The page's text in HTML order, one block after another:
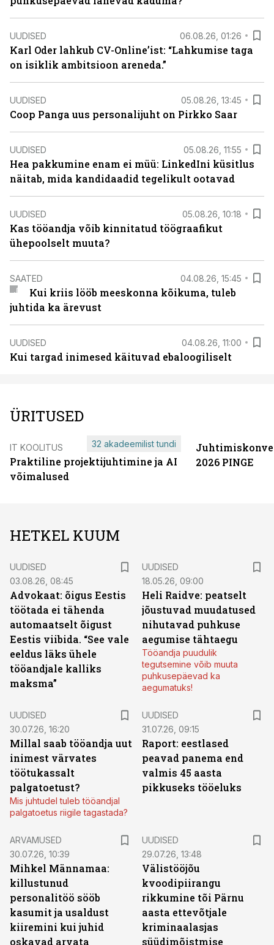
UUDISED 06.08.26, 01:26
Karl Oder lahkub CV-Online’ist: “Lahkumise taga
on isiklik ambitsioon areneda.”
UUDISED 05.08.26, 13:45
Coop Panga uus personalijuht on Pirkko Saar
UUDISED 05.08.26, 11:55
Hea pakkumine enam ei müü: LinkedIni küsitlus
näitab, mida kandidaadid tegelikult ootavad
UUDISED 05.08.26, 10:18
Kas tööandja võib kinnitatud töögraafikut
ühepoolselt muuta?
SAATED 04.08.26, 15:45
Kui kriis lööb meeskonna kõikuma, tuleb
juhtida ka ärevust
UUDISED 04.08.26, 11:00
Kui targad inimesed käituvad ebaloogiliselt
ÜRITUSED
IT KOOLITUS
Praktiline projektijuhtimine ja AI
võimalused
32 akadeemilist tundi
2026 PINGE
HETKEL KUUM
UUDISED
03.08.26, 08:45
Advokaat: õigus Eestis
töötada ei tähenda
automaatselt õigust
Eestis viibida. “See vale
eeldus läks ühele
tööandjale kalliks
maksma”
UUDISED
18.05.26, 09:00
Heli Raidve: peatselt
jõustuvad muudatused
nihutavad puhkuse
aegumise tähtaegu
Tööandja puudulik
tegutsemine võib muuta
puhkusepäevad ka
aegumatuks!
UUDISED
30.07.26, 16:20
Millal saab tööandja uut
inimest värvates
töötukassalt
palgatoetust?
Mis juhtudel tuleb tööandjal
palgatoetus riigile tagastada?
UUDISED
31.07.26, 09:15
Raport: eestlased
peavad panema end
valmis 45 aasta
pikkuseks tööeluks
ARVAMUSED
30.07.26, 10:39
Mihkel Männamaa:
killustunud
personalitöö sööb
kasumit ja usaldust
kiiremini kui juhid
oskavad arvata
UUDISED
29.07.26, 13:48
Välistööjõu
kvoodipiirangu
rikkumine tõi Pärnu
aasta ettevõtjale
kriminaalasjas
süüdimõistmise